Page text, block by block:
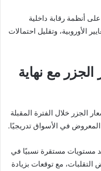
أنظمة رقابة داخلية
الأوروبية، وتقليل احتمالات
مع نهاية
الجزر خلال الفترة المقبلة
المعروض في الأسواق تدريجيًا.
مستويات مستقرة نسبيًا في
مع توقعات بزيادة